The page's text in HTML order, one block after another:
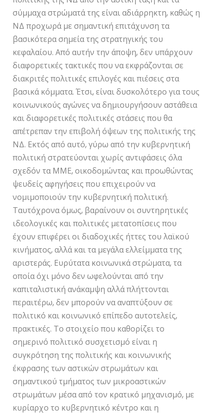
σύμμαχα στρώματά της είναι αδιάρρηκτη, καθώς η
ΝΔ προχωρά με σημαντική επιτάχυνση τα
βασικότερα σημεία της στρατηγικής του
κεφαλαίου. Από αυτήν την άποψη, δεν υπάρχουν
διαφορετικές τακτικές που να εκφράζονται σε
διακριτές πολιτικές επιλογές και πιέσεις στα
βασικά κόμματα. Έτσι, είναι δυσκολότερο για τους
κοινωνικούς αγώνες να δημιουργήσουν αστάθεια
και διαφορετικές πολιτικές στάσεις που θα
απέτρεπαν την επιβολή όψεων της πολιτικής της
ΝΔ. Εκτός από αυτό, γύρω από την κυβερνητική
πολιτική στρατεύονται χωρίς αντιφάσεις όλα
σχεδόν τα ΜΜΕ, οικοδομώντας και προωθώντας
ψευδείς αφηγήσεις που επιχειρούν να
νομιμοποιούν την κυβερνητική πολιτική.
Ταυτόχρονα όμως, βαραίνουν οι συντηρητικές
ιδεολογικές και πολιτικές μετατοπίσεις που
έχουν επιφέρει οι διαδοχικές ήττες του λαϊκού
κινήματος, αλλά και τα μεγάλα ελλείμματα της
αριστεράς. Ευρύτατα κοινωνικά στρώματα, τα
οποία όχι μόνο δεν ωφελούνται από την
καπιταλιστική ανάκαμψη αλλά πλήττονται
περαιτέρω, δεν μπορούν να αναπτύξουν σε
πολιτικό και κοινωνικό επίπεδο αυτοτελείς,
πρακτικές. Το στοιχείο που καθορίζει το
σημερινό πολιτικό συσχετισμό είναι η
συγκρότηση της πολιτικής και κοινωνικής
έκφρασης των αστικών στρωμάτων και
σημαντικού τμήματος των μικροαστικών
στρωμάτων μέσα από τον κρατικό μηχανισμό, με
κυρίαρχο το κυβερνητικό κέντρο και η